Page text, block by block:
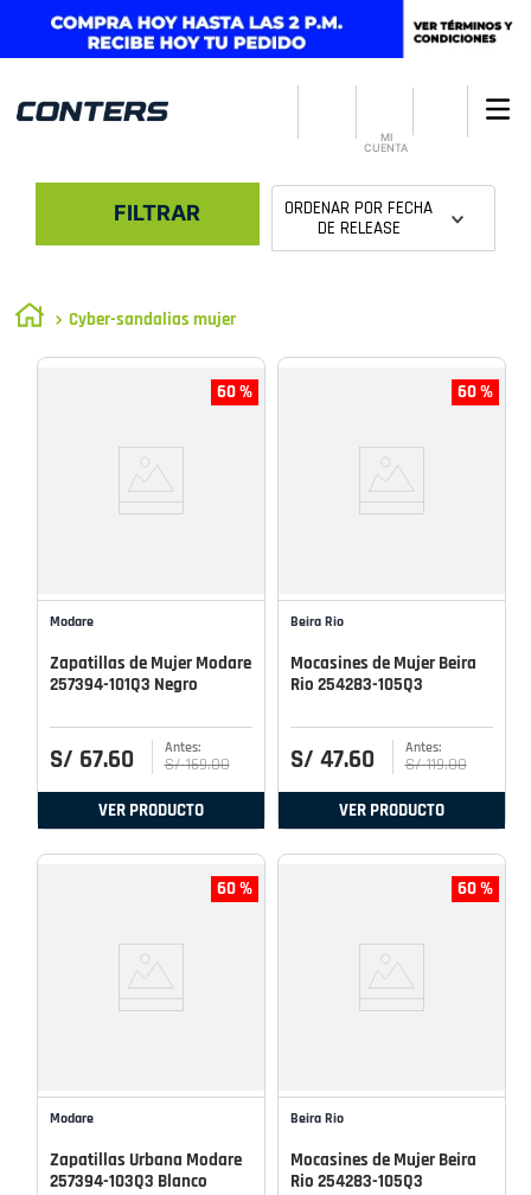
MI
CUENTA
FILTRAR ORDENAR POR FECHA
DE RELEASE
Cyber-sandalias mujer
60 %
Modare
Zapatillas de Mujer Modare
257394-101Q3 Negro
S/ 67.60 S/ 169.00
VER PRODUCTO
60 %
Beira Rio
Mocasines de Mujer Beira
Rio 254283-105Q3
S/ 47.60 S/ 119.00
VER PRODUCTO
60 %
Modare
Zapatillas Urbana Modare
257394-103Q3 Blanco
60 %
Beira Rio
Mocasines de Mujer Beira
Rio 254283-105Q3